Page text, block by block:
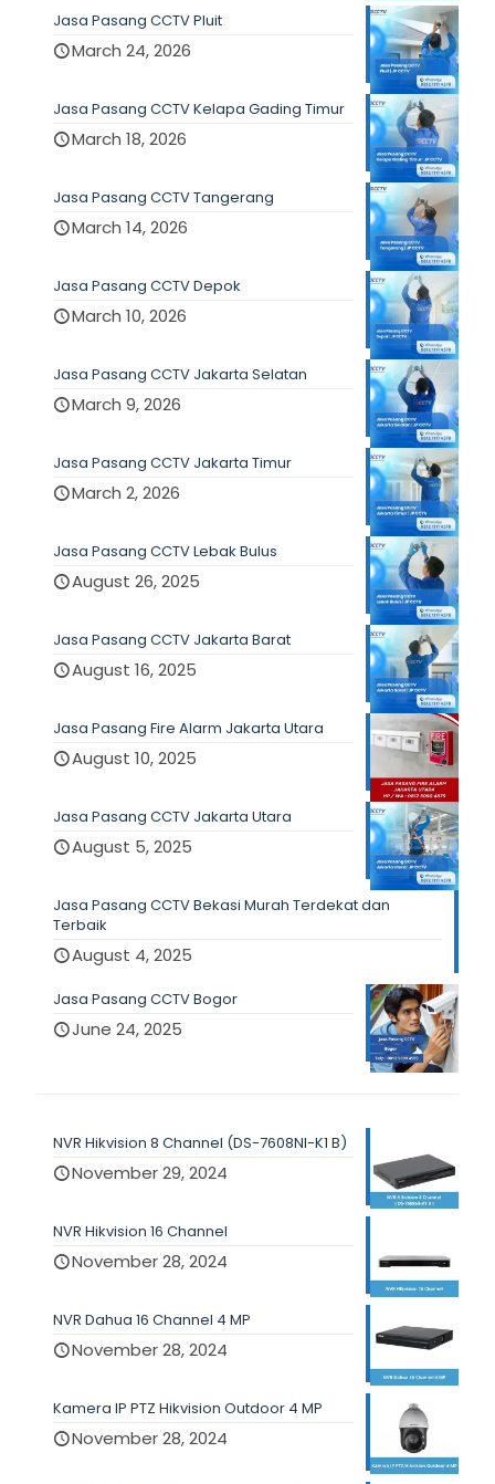
Jasa Pasang CCTV Pluit
March 24, 2026
Jasa Pasang CCTV Kelapa Gading Timur
March 18, 2026
Jasa Pasang CCTV Tangerang
March 14, 2026
Jasa Pasang CCTV Depok
March 10, 2026
Jasa Pasang CCTV Jakarta Selatan
March 9, 2026
Jasa Pasang CCTV Jakarta Timur
March 2, 2026
Jasa Pasang CCTV Lebak Bulus
August 26, 2025
Jasa Pasang CCTV Jakarta Barat
August 16, 2025
Jasa Pasang Fire Alarm Jakarta Utara
August 10, 2025
Jasa Pasang CCTV Jakarta Utara
August 5, 2025
Jasa Pasang CCTV Bekasi Murah Terdekat dan
Terbaik
August 4, 2025
Jasa Pasang CCTV Bogor
June 24, 2025
NVR Hikvision 8 Channel (DS-7608NI-K1 B)
November 29, 2024
NVR Hikvision 16 Channel
November 28, 2024
NVR Dahua 16 Channel 4 MP
November 28, 2024
Kamera IP PTZ Hikvision Outdoor 4 MP
November 28, 2024